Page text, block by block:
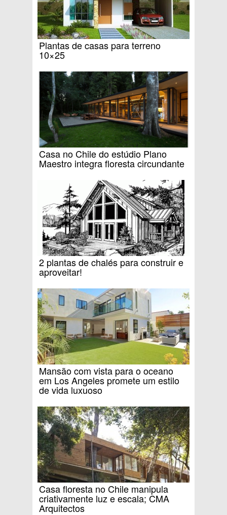
Plantas de casas para terreno
10×25
Casa no Chile do estúdio Plano
Maestro integra floresta circundante
2 plantas de chalés para construir e
aproveitar!
Mansão com vista para o oceano
em Los Angeles promete um estilo
de vida luxuoso
Casa floresta no Chile manipula
criativamente luz e escala; CMA
Arquitectos